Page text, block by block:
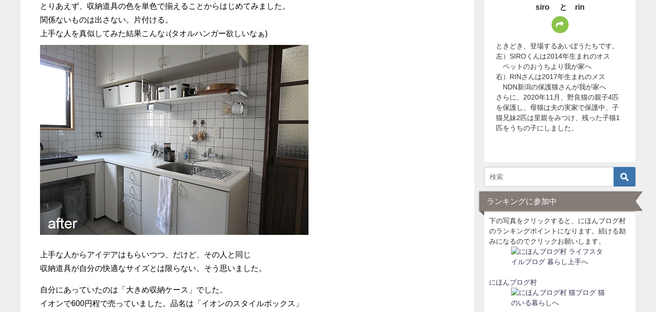
とりあえず、収納道具の色を単色で揃えることからはじめてみました。
関係ないものは出さない。片付ける。
上手な人を真似してみた結果こんな↓(タオルハンガー欲しいなぁ)
上手な人からアイデアはもらいつつ、だけど、その人と同じ
収納道具が自分の快適なサイズとは限らない。そう思いました。
自分にあっていたのは「大きめ収納ケース」でした。
イオンで600円程で売っていました。品名は「イオンのスタイルボックス」
siro と rin
ときどき、登場するあいぼうたちです。
左）SIROくんは2014年生まれのオス
ペットのおうちより我が家へ
右）RINさんは2017年生まれのメス
NDN新潟の保護猫さんが我が家へ
さらに、2020年11月、野良猫の親子4匹
を保護し、母猫は夫の実家で保護中、子
猫兄妹2匹は里親をみつけ、残った子猫1
匹をうちの子にしました。
ランキングに参加中
下の写真をクリックすると、にほんブログ村
のランキングポイントになります。続ける励
みになるのでクリックお願いします。
にほんブログ村